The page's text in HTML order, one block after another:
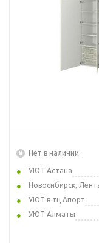
Нет в наличии
УЮТ Астана
Новосибирск,
УЮТ в тц Апорт
УЮТ Алматы